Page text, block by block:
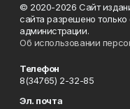
© 2020-2026 Сайт
сайта разрешено
администрации.
Об использовании
Телефон
8(34765) 2-32-85
Эл. почта